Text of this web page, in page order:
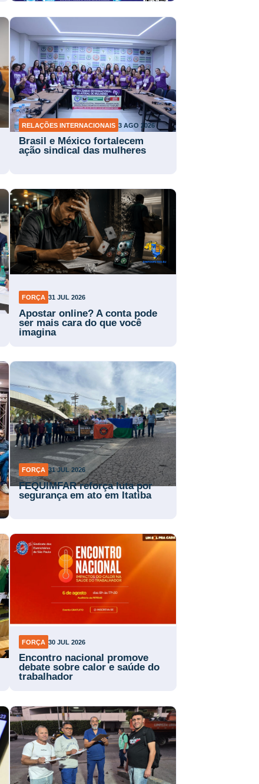
RELAÇÕES INTERNACIONAIS 3 AGO 2026
Brasil e México fortalecem
ação sindical das mulheres
FORÇA 31 JUL 2026
Apostar online? A conta pode
ser mais cara do que você
imagina
FORÇA 31 JUL 2026
FEQUIMFAR reforça luta por
segurança em ato em Itatiba
FORÇA 30 JUL 2026
Encontro nacional promove
debate sobre calor e saúde do
trabalhador